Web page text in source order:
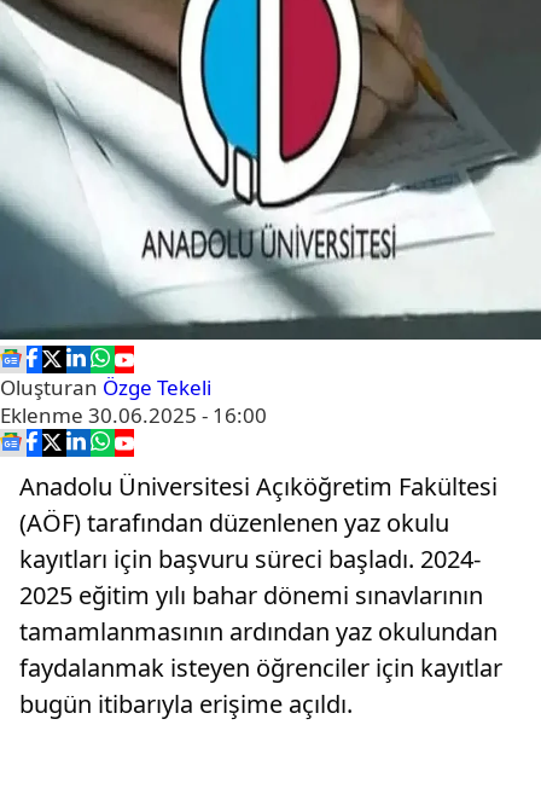
Oluşturan Özge Tekeli
Eklenme 30.06.2025 - 16:00
Anadolu Üniversitesi Açıköğretim Fakültesi
(AÖF) tarafından düzenlenen yaz okulu
kayıtları için başvuru süreci başladı. 2024-
2025 eğitim yılı bahar dönemi sınavlarının
tamamlanmasının ardından yaz okulundan
faydalanmak isteyen öğrenciler için kayıtlar
bugün itibarıyla erişime açıldı.